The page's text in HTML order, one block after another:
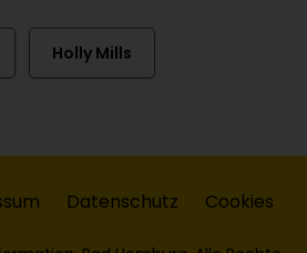
Holly Mills
Datenschutz Cookies